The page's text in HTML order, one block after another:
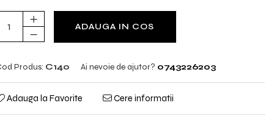
ADAUGA IN COS
Produs: C140 Ai nevoie de ajutor? 0743226203
Adauga la Favorite Cere informatii